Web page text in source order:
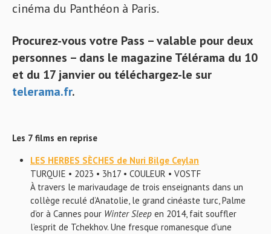
cinéma du Panthéon à Paris.
Procurez-vous votre Pass – valable pour deux
personnes – dans le magazine Télérama du 10
et du 17 janvier ou téléchargez-le sur
telerama.fr.
Les 7 films en reprise
LES HERBES SÈCHES de Nuri Bilge Ceylan
TURQUIE • 2023 • 3h17 • COULEUR • VOSTF
À travers le marivaudage de trois enseignants dans un
collège reculé d’Anatolie, le grand cinéaste turc, Palme
d’or à Cannes pour Winter Sleep en 2014, fait souffler
l’esprit de Tchekhov. Une fresque romanesque d’une